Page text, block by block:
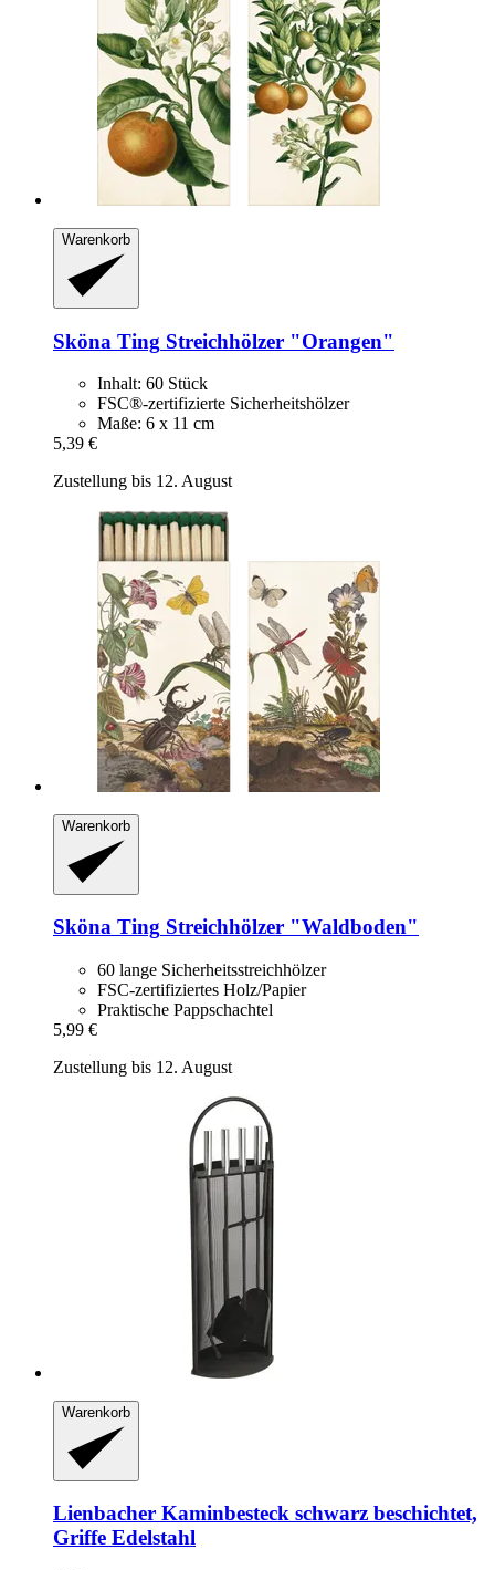
Warenkorb
Sköna Ting Streichhölzer "Orangen"
Inhalt: 60 Stück
FSC®-zertifizierte Sicherheitshölzer
Maße: 6 x 11 cm
5,39 €
Zustellung bis 12. August
Warenkorb
Sköna Ting Streichhölzer "Waldboden"
60 lange Sicherheitsstreichhölzer
FSC-zertifiziertes Holz/Papier
Praktische Pappschachtel
5,99 €
Zustellung bis 12. August
Warenkorb
Lienbacher Kaminbesteck schwarz beschichtet,
Griffe Edelstahl